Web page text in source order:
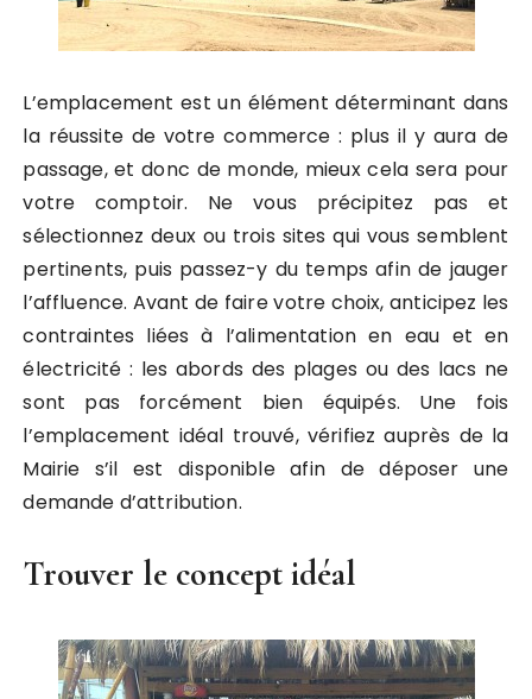
L’emplacement est un élément déterminant dans
la réussite de votre commerce : plus il y aura de
passage, et donc de monde, mieux cela sera pour
votre comptoir. Ne vous précipitez pas et
sélectionnez deux ou trois sites qui vous semblent
pertinents, puis passez-y du temps afin de jauger
l’affluence. Avant de faire votre choix, anticipez les
contraintes liées à l’alimentation en eau et en
électricité : les abords des plages ou des lacs ne
sont pas forcément bien équipés. Une fois
l’emplacement idéal trouvé, vérifiez auprès de la
Mairie s’il est disponible afin de déposer une
demande d’attribution.
Trouver le concept idéal